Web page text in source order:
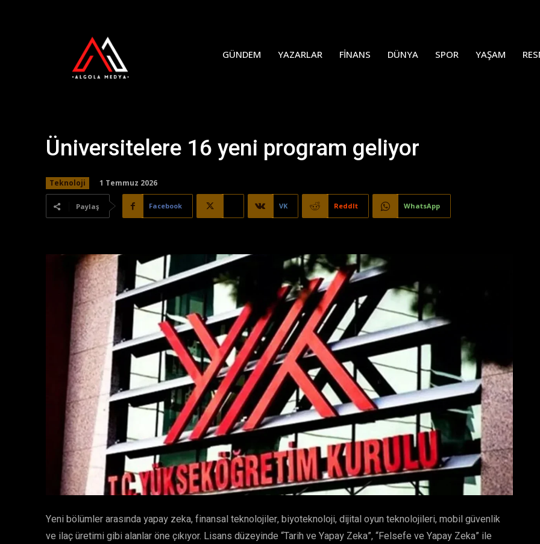
GÜNDEM YAZARLAR FINANS DÜNYA SPOR YAŞAM
Üniversitelere 16 yeni program geliyor
Teknoloji 1 Temmuz 2026
Paylaş Facebook VK ReddIt WhatsApp
Yeni bölümler arasında yapay zeka, finansal teknolojiler, biyoteknoloji, dijital oyun teknolojileri, mobil güvenlik
ve ilaç üretimi gibi alanlar öne çıkıyor. Lisans düzeyinde “Tarih ve Yapay Zeka”, “Felsefe ve Yapay Zeka” ile